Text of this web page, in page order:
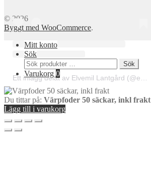
© 2026
Byggt med WooCommerce.
Mitt konto
Sök
Sök
efter:
Sök
Varukorg 0
Du tittar på: Värpfoder 50 säckar, inkl frakt
Lägg till i varukorg